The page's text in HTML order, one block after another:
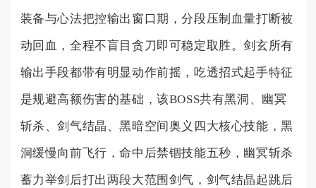
装备与心法把控输出窗口期，分段压制血量打断被
动回血，全程不盲目贪刀即可稳定取胜。剑玄所有
输出手段都带有明显动作前摇，吃透招式起手特征
是规避高额伤害的基础，该BOSS共有黑洞、幽冥
斩杀、剑气结晶、黑暗空间奥义四大核心技能，黑
洞缓慢向前飞行，命中后禁锢技能五秒，幽冥斩杀
蓄力举剑后打出两段大范围剑气，剑气结晶起跳后